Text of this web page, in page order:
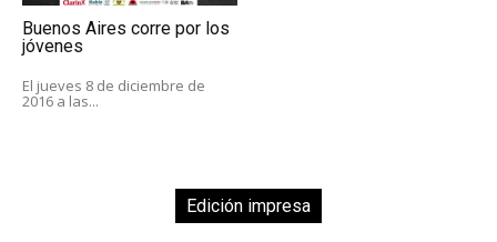
Buenos Aires corre por los
jóvenes
El jueves 8 de diciembre de
2016 a las...
Edición impresa